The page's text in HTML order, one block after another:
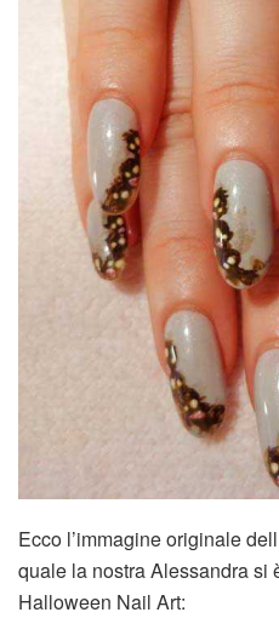
Ecco l’immagine originale
quale la nostra Alessandra si
Halloween Nail Art: